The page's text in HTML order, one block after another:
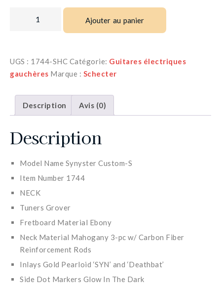
Ajouter au panier
UGS : 1744-SHC Catégorie: Guitares électriques
gauchères Marque : Schecter
Description Avis (0)
Description
Model Name Synyster Custom-S
Item Number 1744
NECK
Tuners Grover
Fretboard Material Ebony
Neck Material Mahogany 3-pc w/ Carbon Fiber
Reinforcement Rods
Inlays Gold Pearloid ‘SYN’ and ‘Deathbat’
Side Dot Markers Glow In The Dark